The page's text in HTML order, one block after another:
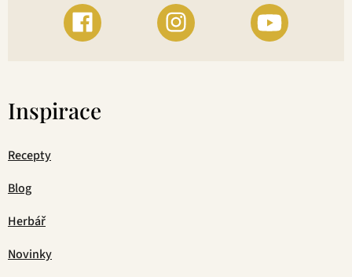
Inspirace
Recepty
Blog
Herbář
Novinky